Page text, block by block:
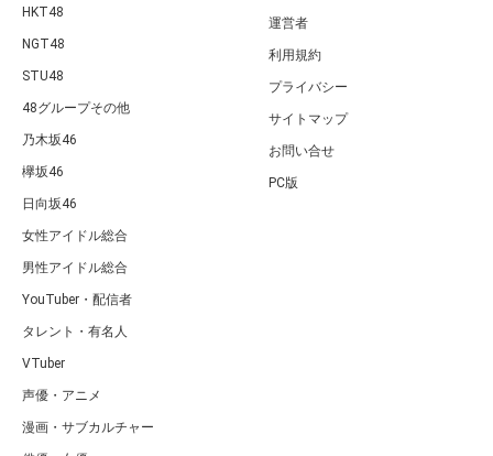
HKT48
NGT48
STU48
48グループその他
乃木坂46
欅坂46
日向坂46
女性アイドル総合
男性アイドル総合
YouTuber・配信者
タレント・有名人
VTuber
声優・アニメ
漫画・サブカルチャー
運営者
利用規約
プライバシー
サイトマップ
お問い合せ
PC版